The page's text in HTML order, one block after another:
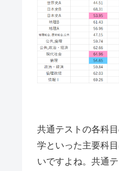
共通テストの各科
学といった主要科
いですよね。共通